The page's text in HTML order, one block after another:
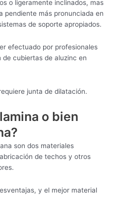
o ligeramente inclinados, mas
pendiente más pronunciada en
de soporte apropiados.
efectuado por profesionales
cubiertas de aluzinc en
junta de dilatación.
o bien
son dos materiales
de techos y otros
y el mejor material